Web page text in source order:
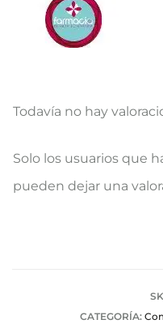
V
a
Todavía no hay
Solo los usuarios que
pueden dejar una
CATEGORÍA: